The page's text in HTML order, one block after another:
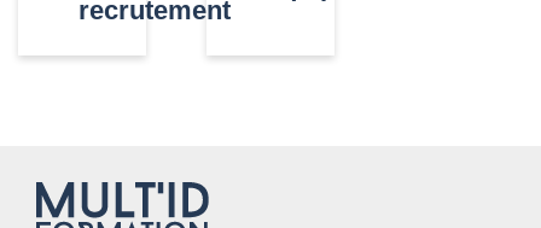
recrutement